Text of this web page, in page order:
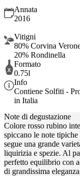
Annata
2016
Vitigni
80% Corvina
20% Rondinella
Formato
0.75l
Info
Contiene Solfiti -
in Italia
Note di degustazione
Colore rosso rubino
spiccano le note
segue una grande
liquirizia e spezie. Al
perfetto equilibrio con
di grandissima